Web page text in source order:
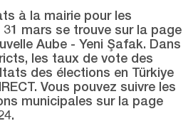
à la mairie pour les
mars se trouve sur la page
Aube - Yeni Şafak. Dans
les taux de vote des
des élections en Türkiye
Vous pouvez suivre les
municipales sur la page